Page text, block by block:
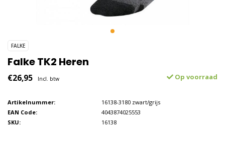
FALKE
Falke TK2 Heren
€26,95 Incl. btw Op voorraad
Artikelnummer:
16138-3180 zwart/grijs
EAN Code:
4043874025553
SKU:
16138